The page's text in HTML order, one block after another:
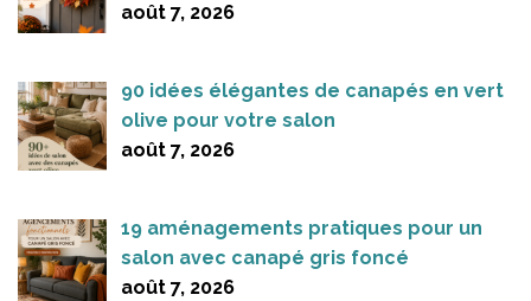
août 7, 2026
90 idées élégantes de canapés en vert
olive pour votre salon
août 7, 2026
19 aménagements pratiques pour un
salon avec canapé gris foncé
août 7, 2026